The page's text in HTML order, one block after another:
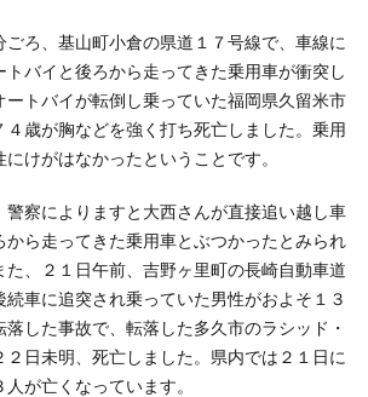
ごろ、基山町小倉の県道１７号線で、車線に
バイと後ろから走ってきた乗用車が衝突し
ートバイが転倒し乗っていた福岡県久留米市
歳が胸などを強く打ち死亡しました。乗用
けがはなかったということです。
警察によりますと大西さんが直接追い越し車
から走ってきた乗用車とぶつかったとみられ
た、２１日午前、吉野ヶ里町の長崎自動車道
続車に追突され乗っていた男性がおよそ１３
落した事故で、転落した多久市のラシッド・
日未明、死亡しました。県内では２１日に
が亡くなっています。